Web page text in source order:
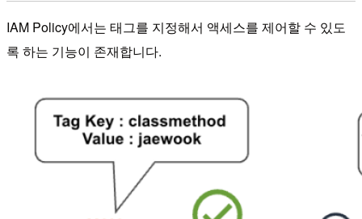
IAM Policy에서는 태그를 지정해서 액세스를 제어할 수 있도
록 하는 기능이 존재합니다.